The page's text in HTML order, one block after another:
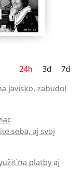
24h 3d
7d
javisko, zabudol
seba, aj svoj
na platby aj